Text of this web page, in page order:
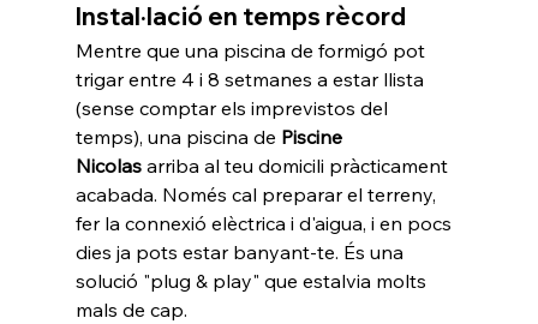
Instal·lació en temps rècord
Mentre que una piscina de formigó pot
trigar entre 4 i 8 setmanes a estar llista
(sense comptar els imprevistos del
temps), una piscina de Piscine
Nicolas arriba al teu domicili pràcticament
acabada. Només cal preparar el terreny,
fer la connexió elèctrica i d'aigua, i en pocs
dies ja pots estar banyant-te. És una
solució "plug & play" que estalvia molts
mals de cap.